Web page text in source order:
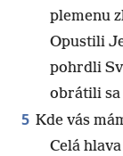
plemenu
Opustili
pohrdli
obrátili
5 Kde vás
Celá